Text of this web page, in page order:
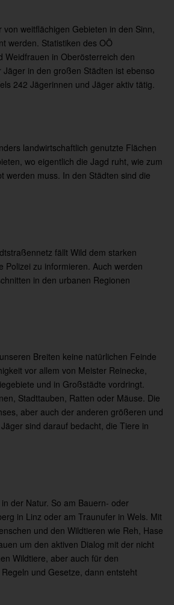
weitflächigen Gebieten in den Sinn,
werden. Statistiken des OÖ
Weidfrauen in Oberösterreich den
in den großen Städten ist ebenso
242 Jägerinnen und Jäger aktiv tätig.
landwirtschaftlich genutzte Flächen
wo eigentlich die Jagd ruht, wie zum
werden muss. In den Städten sind die
fällt Wild dem starken
Polizei zu informieren. Auch werden
in den urbanen Regionen
Breiten keine natürlichen Feinde
vor allem von Meister Reinecke,
und in Großstädte vordringt.
Stadttauben, Ratten oder Mäuse. Die
aber auch der anderen größeren und
sind darauf bedacht, die Tiere in
der Natur. So am Bauern- oder
in Linz oder am Traunufer in Wels. Mit
und den Wildtieren wie Reh, Hase
um den aktiven Dialog mit der nicht
Wildtiere, aber auch für den
und Gesetze, dann entsteht